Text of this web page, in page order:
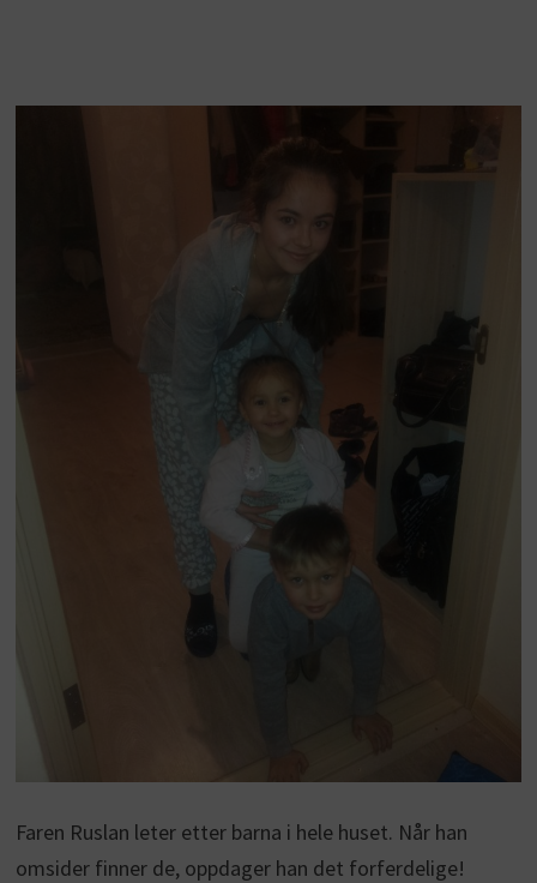
Faren Ruslan leter etter barna i hele huset. Når han
omsider finner de, oppdager han det forferdelige!